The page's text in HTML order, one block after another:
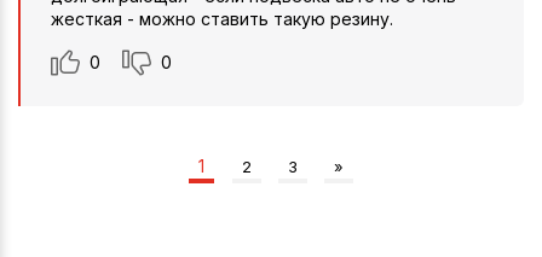
жесткая - можно ставить такую резину.
0 0
1 2 3 »